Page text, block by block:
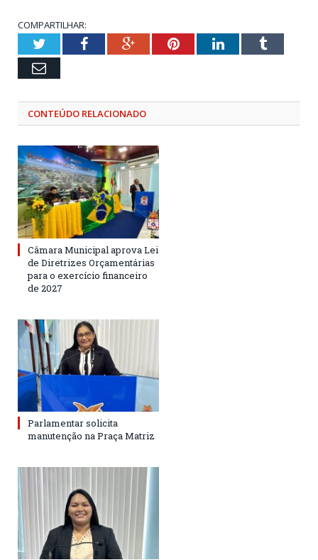
COMPARTILHAR:
TwitterFacebookGoogle+PinterestLinkedInTumblr
Email
CONTEÚDO RELACIONADO
Câmara Municipal aprova Lei
de Diretrizes Orçamentárias
para o exercício financeiro
de 2027
Parlamentar solicita
manutenção na Praça Matriz